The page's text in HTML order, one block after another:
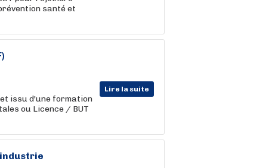
santé et
Lire la suite
et issu d'une formation
ou Licence / BUT